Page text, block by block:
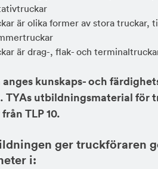
är olika former av stora truckar,
är drag-, flak- och
kunskaps- och
TYAs utbildningsmaterial för
TLP 10.
ger truckföraren
i: